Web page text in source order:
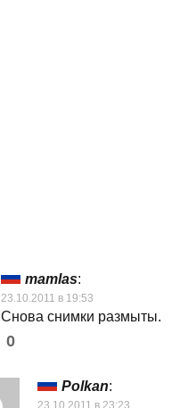
mamlas:
23.10.2011 в 19:53
Снова снимки размыты.
0
Polkan:
23.10.2011 в 23:23